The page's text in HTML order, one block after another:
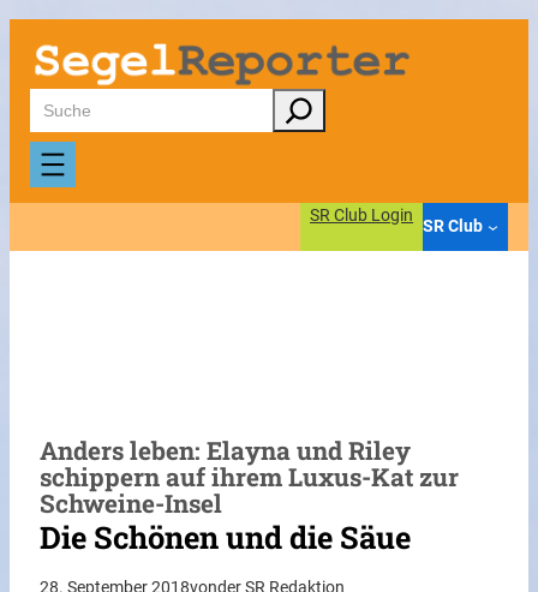
Zum
Inhalt
springen
Suchen
SR Club Login
SR Club
Anders leben: Elayna und Riley
schippern auf ihrem Luxus-Kat zur
Schweine-Insel
Die Schönen und die Säue